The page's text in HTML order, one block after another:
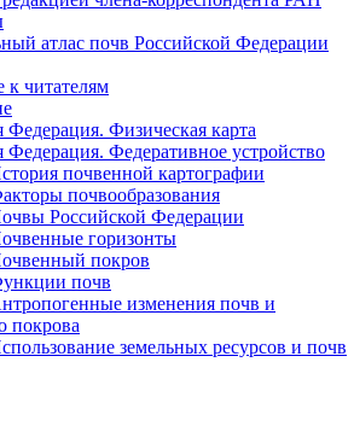
атлас почв Российской Федерации
читателям
Федерация. Физическая карта
Федерация. Федеративное устройство
почвенной картографии
почвообразования
Российской Федерации
горизонты
покров
почв
изменения почв и
покрова
земельных ресурсов и почв